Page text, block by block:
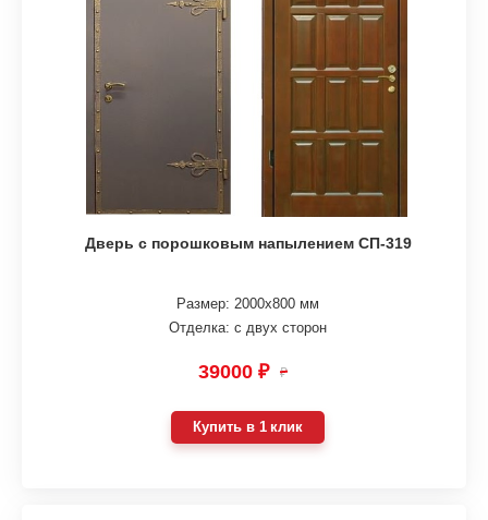
Дверь с порошковым напылением СП-319
Размер: 2000х800 мм
Отделка: с двух сторон
39000 ₽ ₽
Купить в 1 клик